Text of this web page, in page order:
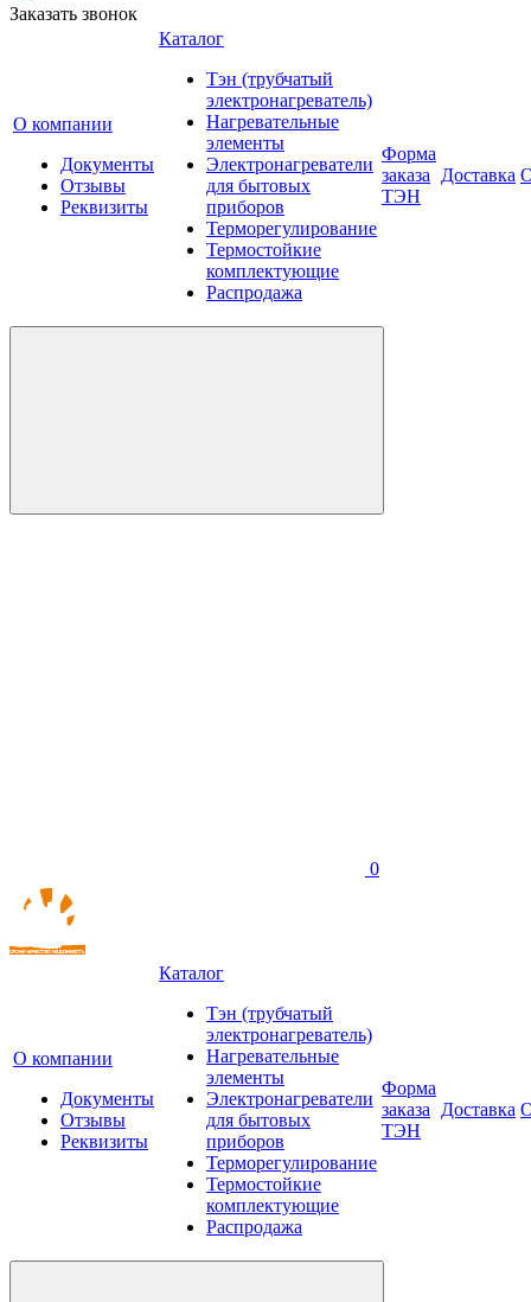
Заказать звонок
О компании
Документы
Отзывы
Реквизиты
Каталог
Тэн (трубчатый
электронагреватель)
Нагревательные
элементы
Электронагреватели
для бытовых
приборов
Терморегулирование
Термостойкие
комплектующие
Распродажа
Форма
заказа
ТЭН
Доставка
0
О компании
Документы
Отзывы
Реквизиты
Каталог
Тэн (трубчатый
электронагреватель)
Нагревательные
элементы
Электронагреватели
для бытовых
приборов
Терморегулирование
Термостойкие
комплектующие
Распродажа
Форма
заказа
ТЭН
Доставка